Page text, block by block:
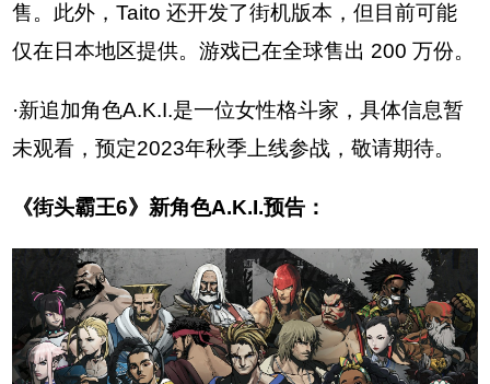
售。此外，Taito 还开发了街机版本，但目前可能
仅在日本地区提供。游戏已在全球售出 200 万份。
·新追加角色A.K.I.是一位女性格斗家，具体信息暂
未观看，预定2023年秋季上线参战，敬请期待。
《街头霸王6》新角色A.K.I.预告：